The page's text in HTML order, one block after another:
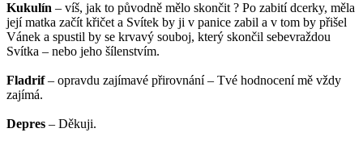
Kukulín – víš, jak to původně mělo skončit ? Po zabití dcerky, měla
její matka začít křičet a Svítek by ji v panice zabil a v tom by přišel
Vánek a spustil by se krvavý souboj, který skončil sebevraždou
Svítka – nebo jeho šílenstvím.
Fladrif– opravdu zajímavé přirovnání – Tvé hodnocení mě vždy
zajímá.
Depres – Děkuji.